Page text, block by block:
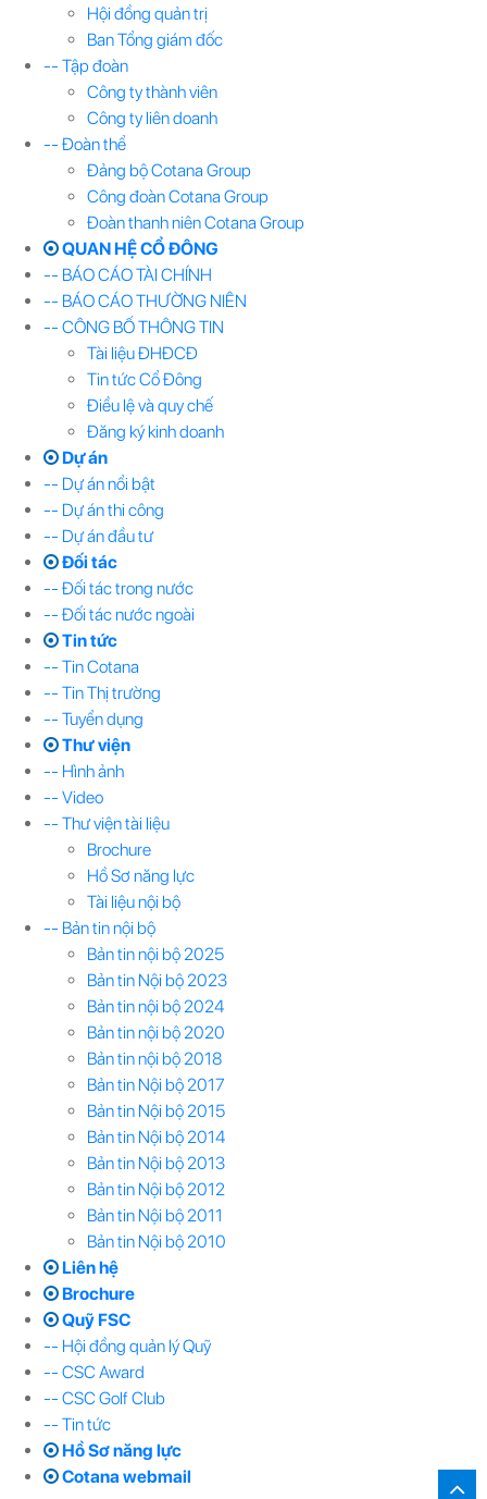
Hội đồng quản trị
Ban Tổng giám đốc
-- Tập đoàn
Công ty thành viên
Công ty liên doanh
-- Đoàn thể
Đảng bộ Cotana Group
Công đoàn Cotana Group
Đoàn thanh niên Cotana Group
QUAN HỆ CỔ ĐÔNG
-- BÁO CÁO TÀI CHÍNH
-- BÁO CÁO THƯỜNG NIÊN
-- CÔNG BỐ THÔNG TIN
Tài liệu ĐHĐCĐ
Tin tức Cổ Đông
Điều lệ và quy chế
Đăng ký kinh doanh
Dự án
-- Dự án nổi bật
-- Dự án thi công
-- Dự án đầu tư
Đối tác
-- Đối tác trong nước
-- Đối tác nước ngoài
Tin tức
-- Tin Cotana
-- Tin Thị trường
-- Tuyển dụng
Thư viện
-- Hình ảnh
-- Video
-- Thư viện tài liệu
Brochure
Hồ Sơ năng lực
Tài liệu nội bộ
-- Bản tin nội bộ
Bản tin nội bộ 2025
Bản tin Nội bộ 2023
Bản tin nội bộ 2024
Bản tin nội bộ 2020
Bản tin nội bộ 2018
Bản tin Nội bộ 2017
Bản tin Nội bộ 2015
Bản tin Nội bộ 2014
Bản tin Nội bộ 2013
Bản tin Nội bộ 2012
Bản tin Nội bộ 2011
Bản tin Nội bộ 2010
Liên hệ
Brochure
Quỹ FSC
-- Hội đồng quản lý Quỹ
-- CSC Award
-- CSC Golf Club
-- Tin tức
Hồ Sơ năng lực
Cotana webmail